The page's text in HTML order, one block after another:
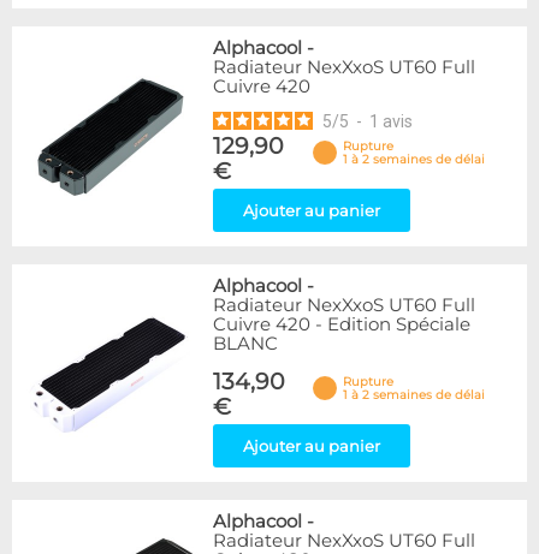
Alphacool -
Radiateur NexXxoS UT60 Full
Cuivre 420
5/5 - 1 avis
129,90
€
Rupture
1 à 2 semaines de délai
Ajouter au panier
Alphacool -
Radiateur NexXxoS UT60 Full
Cuivre 420 - Edition Spéciale
BLANC
134,90
€
Rupture
1 à 2 semaines de délai
Ajouter au panier
Alphacool -
Radiateur NexXxoS UT60 Full